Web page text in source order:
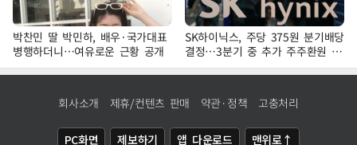
박찬민 딸 박민하, 배우·국가대표
병행하더니…여유로운 근황 공개
SK하이닉스, 주당 375원 분기배당
결정…3분기 중 추가 주주환원 발
표
회사소개 제휴/컨텐츠 판매 약관·정책 고충처리
PC화면 제보하기 앱 다운로드 맨위로↑